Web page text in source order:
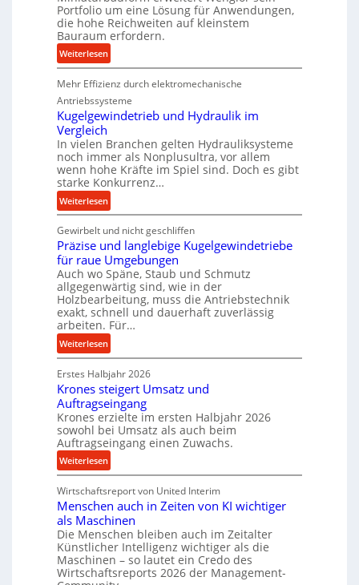
o
d
u
k
t
i
o
n
i
n
d
e
n
M
t
t
e
l
s
t
a
n
d
Portfolio um eine Lösung für Anwendungen,
die hohe Reichweiten auf kleinstem
Bauraum erfordern.
Weiterlesen:
K
o
m
p
k
t
e
U
l
r
a
s
c
h
a
l
l
s
e
n
s
o
r
e
n
Mehr Effizienz durch elektromechanische
Antriebssysteme
Kugelgewindetrieb und Hydraulik im
Vergleich
In vielen Branchen gelten Hydrauliksysteme
noch immer als Nonplusultra, vor allem
wenn hohe Kräfte im Spiel sind. Doch es gibt
starke Konkurrenz…
Weiterlesen:
K
u
g
e
l
g
e
w
i
n
e
t
r
i
e
b
u
n
d
H
y
d
r
a
Gewirbelt und nicht geschliffen
Präzise und langlebige Kugelgewindetriebe
für raue Umgebungen
Auch wo Späne, Staub und Schmutz
allgegenwärtig sind, wie in der
Holzbearbeitung, muss die Antriebstechnik
exakt, schnell und dauerhaft zuverlässig
arbeiten. Für…
Weiterlesen:
P
r
ä
z
i
s
e
u
n
d
l
a
n
g
l
Erstes Halbjahr 2026
Krones steigert Umsatz und
Auftragseingang
Krones erzielte im ersten Halbjahr 2026
sowohl bei Umsatz als auch beim
Auftragseingang einen Zuwachs.
Weiterlesen:
K
r
o
n
e
s
s
t
Wirtschaftsreport von United Interim
Menschen auch in Zeiten von KI wichtiger
als Maschinen
Die Menschen bleiben auch im Zeitalter
Künstlicher Intelligenz wichtiger als die
Maschinen – so lautet ein Credo des
Wirtschaftsreports 2026 der Management-